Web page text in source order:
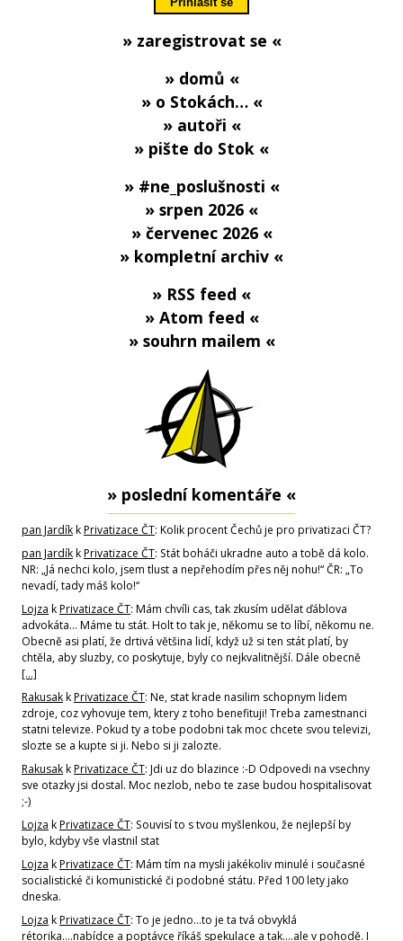
» zaregistrovat se «
» domů «
» o Stokách… «
» autoři «
» pište do Stok «
» #ne_poslušnosti «
» srpen 2026 «
» červenec 2026 «
» kompletní archiv «
» RSS feed «
» Atom feed «
» souhrn mailem «
» poslední komentáře «
pan JardíkkPrivatizace ČT: Kolik procent Čechů je pro privatizaci ČT?
pan JardíkkPrivatizace ČT: Stát boháči ukradne auto a tobě dá kolo.
NR: „Já nechci kolo, jsem tlust a nepřehodím přes něj nohu!“ ČR: „To
nevadí, tady máš kolo!“
Lojza kPrivatizace ČT: Mám chvíli cas, tak zkusím udělat ďáblova
advokáta... Máme tu stát. Holt to tak je, někomu se to líbí, někomu ne.
Obecně asi platí, že drtivá většina lidí, když už si ten stát platí, by
chtěla, aby sluzby, co poskytuje, byly co nejkvalitnější. Dále obecně
[…]
RakusakkPrivatizace ČT: Ne, stat krade nasilim schopnym lidem
zdroje, coz vyhovuje tem, ktery z toho benefituji! Treba zamestnanci
statni televize. Pokud ty a tobe podobni tak moc chcete svou televizi,
slozte se a kupte si ji. Nebo si ji zalozte.
RakusakkPrivatizace ČT: Jdi uz do blazince :-D Odpovedi na vsechny
sve otazky jsi dostal. Moc nezlob, nebo te zase budou hospitalisovat
;-)
Lojza kPrivatizace ČT: Souvisí to s tvou myšlenkou, že nejlepší by
bylo, kdyby vše vlastnil stat
Lojza kPrivatizace ČT: Mám tím na mysli jakékoliv minulé i současné
socialistické či komunistické či podobné státu. Před 100 lety jako
dneska.
Lojza kPrivatizace ČT: To je jedno...to je ta tvá obvyklá
rétorika....nabídce a poptávce říkáš spekulace a tak....ale v pohodě. I